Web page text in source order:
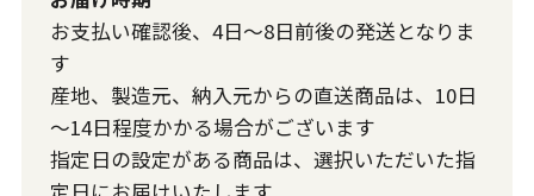
お支払い確認後、4日～8日前後の発送となりま
す
産地、製造元、納入元からの直送商品は、10日
～14日程度かかる場合がございます
指定日の設定がある商品は、選択いただいた指